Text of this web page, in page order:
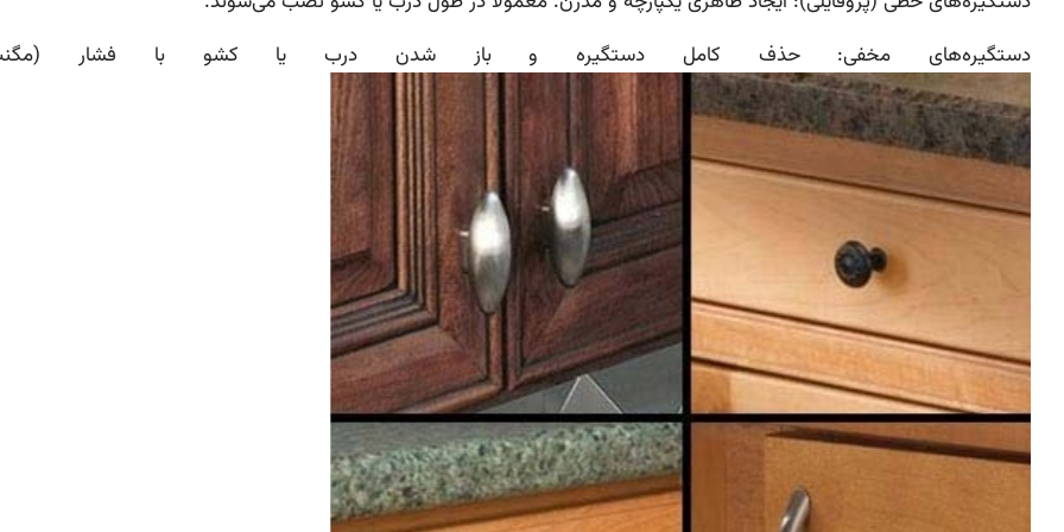
دستگیره‌های مخفی: حذف کامل دستگیره و باز شدن درب یا کشو با فشار